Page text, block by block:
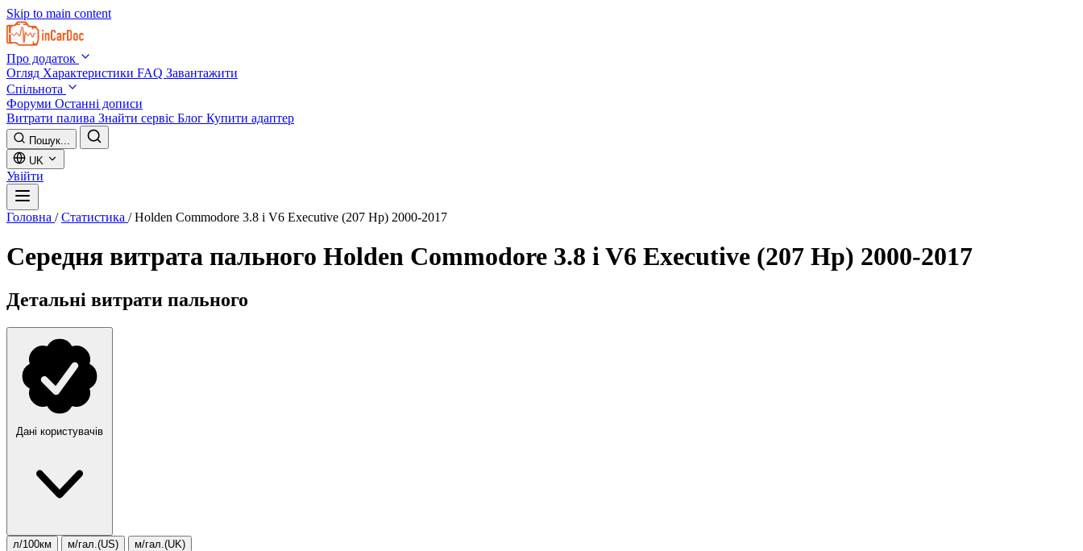
Skip to main content
Про додаток
Огляд Характеристики FAQ Завантажити
Спільнота
Форуми Останні дописи
Витрати палива Знайти сервіс Блог Купити адаптер
Пошук...
UK
Увійти
Головна / Статистика / Holden Commodore 3.8 i V6 Executive (207 Hp) 2000-2017
Середня витрата пального Holden Commodore 3.8 i V6 Executive (207 Hp) 2000-2017
Детальні витрати пального
Дані користувачів
л/100км м/гал.(US) м/гал.(UK)